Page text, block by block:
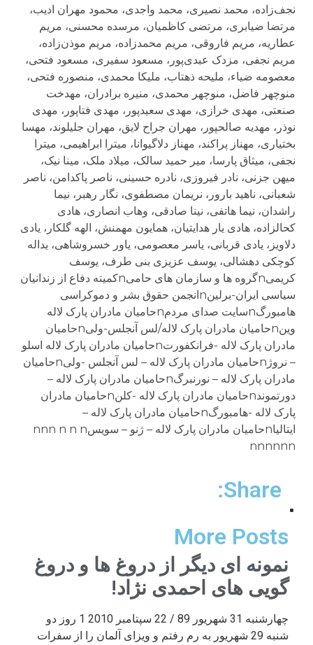
نجف‌زاده، محمد نصیری، محمد واجدی، محمود مهران ادیب،
مرتضا ضیابری، مرتضی کاظمیان، مرسده محسنی، مریم
عطاریه، مریم فاروقی، مریم محمد‌زاده، مریم موذن‌زاده،
مریم نجفی، مزدک عبدی‌پور، مسعود سفیری، مسعود فتحی،
معصومه ضیاء، ملیحه ذهتاب، ملیکا محمدی، منصوره فتحی،
منوچهر فاضل، منوچهر محمدی، منیره برادران، مهدخت
صنعتی، مهدی خرازی، مهدی سعیدپور، مهدی فتاپور، مهدی
نوذر، مهدیه صالحپور، مهران جراح لایق، مهران جلیلوند، مهسا
بختیاری، مهناز پراکند، مهناز دلاگیوانا، میترا ابراهیمی، میترا
نجفی، میثاق پارسا، میر حمید سالک، میلاد ملک، مینا نیک،
میهن جزنی، نادر فیروزی، نادره حسینی، ناصر پاکدامن، ناصر
شعبانی، ناهید بارور، نریمان مصطفوی، نگار رهبر، نیما
راشدان، نیما هاتفی، نینا صادقی، وهاب انصاری، هادی
کحالزاده، هادی یار هدایتیان، همایون مهمنش، الهه گلکار، یادی
دلاویز، یادی قربانی، یاسر معصومی، یاور خسروشاهی، یداله
کوچکی دهشالی، یوسف عزیزی بنی طرف، یوسف
کریمیnگروه ها و سازمان های حامیnکمیته دفاع از زندانیان
سیاسی ایران-برلینnانجمن حقوق بشر و دموکراسی
هامبورگnسایت صدای مردمnحامیان مادران پارک لاله
وینnحامیان مادران پارک لاله/لس آنجلس-ولیnحامیان
مادران پارک لاله -فرانکفورتnحامیان مادران پارک لاله اسلو
– نروژnحامیان مادران پارک لاله – لس آنجلس -ولیnحامیان
مادران پارک لاله – نورنبرگnحامیان مادران پارک لاله –
دورتموندnحامیان مادران پارک لاله -کلنnحامیان مادران
پارک لاله -هامبورگnحامیان مادران پارک لاله –
ایتالیاnحامیان مادران پارک لاله – ژنو – سویسnnn n n n
nnnnnn
Share:
More Posts
نمونه ای دیگر از دروغ ها و دروغ
گویی های احمدی نژاد!
چهارشنبه 31 شهریور 89 / 22 سپتامبر 2010 1 روز دو
شنبه 29 شهریور به رم رفتم و ویزای آلمان را از سفرات